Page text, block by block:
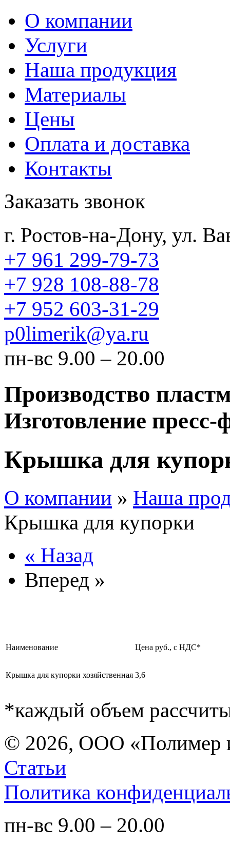
О компании
Услуги
Наша продукция
Материалы
Цены
Оплата и доставка
Контакты
Заказать звонок
г. Ростов-на-Дону, ул.
+7 961 299-79-73
+7 928 108-88-78
+7 952 603-31-29
p0limerik@ya.ru
пн-вс 9.00 – 20.00
Производство
Изготовление
Крышка для
О компании » Наша
Крышка для купорки
« Назад
Вперед »
Наименование Цена руб., с НДС*
Крышка для купорки хозяйственная 3,6
*каждый объем
© 2026, ООО «Полимер
Статьи
Политика
пн-вс 9.00 – 20.00